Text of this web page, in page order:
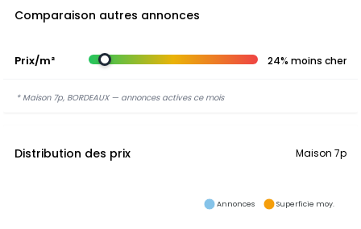
Comparaison autres annonces
Prix/m² 24% moins cher
* Maison 7p, BORDEAUX — annonces actives ce mois
Distribution des prix Maison 7p
Annonces Superficie moy.